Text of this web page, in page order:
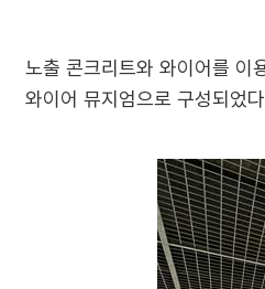
노출 콘크리트와 와이어를 이
와이어 뮤지엄으로 구성되었